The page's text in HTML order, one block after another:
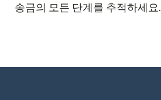
송금의 모든 단계를 추적하세요.